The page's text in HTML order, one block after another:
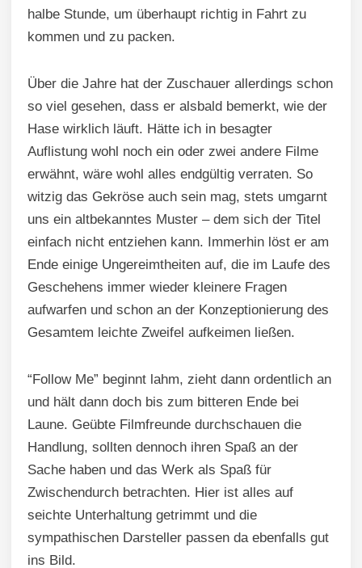
halbe Stunde, um überhaupt richtig in Fahrt zu
kommen und zu packen.
Über die Jahre hat der Zuschauer allerdings schon
so viel gesehen, dass er alsbald bemerkt, wie der
Hase wirklich läuft. Hätte ich in besagter
Auflistung wohl noch ein oder zwei andere Filme
erwähnt, wäre wohl alles endgültig verraten. So
witzig das Gekröse auch sein mag, stets umgarnt
uns ein altbekanntes Muster – dem sich der Titel
einfach nicht entziehen kann. Immerhin löst er am
Ende einige Ungereimtheiten auf, die im Laufe des
Geschehens immer wieder kleinere Fragen
aufwarfen und schon an der Konzeptionierung des
Gesamtem leichte Zweifel aufkeimen ließen.
“Follow Me” beginnt lahm, zieht dann ordentlich an
und hält dann doch bis zum bitteren Ende bei
Laune. Geübte Filmfreunde durchschauen die
Handlung, sollten dennoch ihren Spaß an der
Sache haben und das Werk als Spaß für
Zwischendurch betrachten. Hier ist alles auf
seichte Unterhaltung getrimmt und die
sympathischen Darsteller passen da ebenfalls gut
ins Bild.